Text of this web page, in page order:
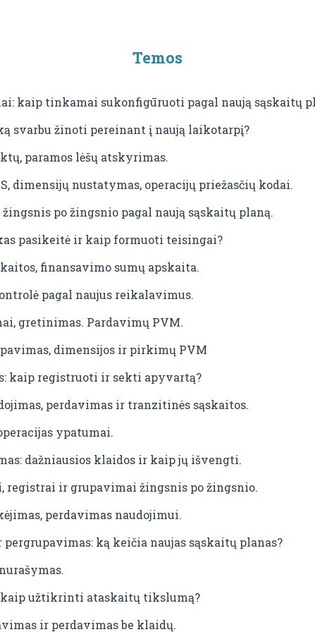
Temos
kaip tinkamai sukonfigūruoti pagal naują sąskaitų
svarbu žinoti pereinant į naują laikotarpį?
paramos lėšų atskyrimas.
dimensijų nustatymas, operacijų priežasčių kodai.
po žingsnio pagal naują sąskaitų planą.
pasikeitė ir kaip formuoti teisingai?
finansavimo sumų apskaita.
pagal naujus reikalavimus.
gretinimas. Pardavimų PVM.
dimensijos ir pirkimų PVM
kaip registruoti ir sekti apyvartą?
perdavimas ir tranzitinės sąskaitos.
ypatumai.
dažniausios klaidos ir kaip jų išvengti.
registrai ir grupavimai žingsnis po žingsnio.
perdavimas naudojimui.
ką keičia naujas sąskaitų planas?
užtikrinti ataskaitų tikslumą?
ir perdavimas be klaidų.